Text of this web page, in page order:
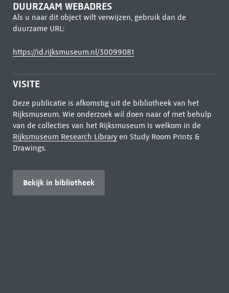
DUURZAAM WEBADRES
Als u naar dit object wilt verwijzen, gebruik dan de
duurzame URL:
https://id.rijksmuseum.nl/30099081
VISITE
Deze publicatie is afkomstig uit de bibliotheek van het
Rijksmuseum. Wie onderzoek wil doen naar of met behulp
van de collecties van het Rijksmuseum is welkom in de
Rijksmuseum Research Libraryen Study Room Prints &
Drawings.
Bekijk in bibliotheek